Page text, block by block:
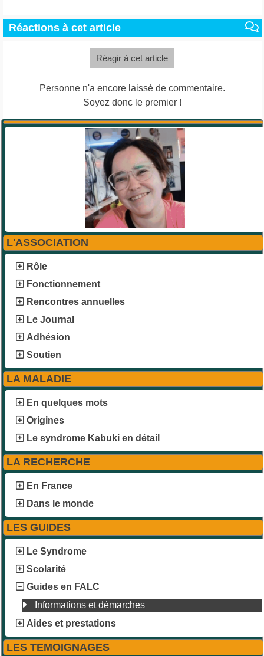
L'ASSOCIATION
Rôle
Fonctionnement
Rencontres annuelles
Le Journal
Adhésion
Soutien
LA MALADIE
En quelques mots
Origines
Le syndrome Kabuki en détail
LA RECHERCHE
En France
Dans le monde
LES GUIDES
Le Syndrome
Scolarité
Guides en FALC
Informations et démarches
Aides et prestations
LES TEMOIGNAGES
Réactions à cet article
Réagir à cet article
Personne n'a encore laissé de commentaire.
Soyez donc le premier !